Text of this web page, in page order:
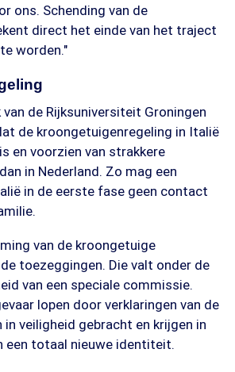
ons. Schending van de
direct het einde van het traject
worden."
de Rijksuniversiteit Groningen
de kroongetuigenregeling in Italië
en voorzien van strakkere
in Nederland. Zo mag een
in de eerste fase geen contact
van de kroongetuige
toezeggingen. Die valt onder de
van een speciale commissie.
lopen door verklaringen van de
veiligheid gebracht en krijgen in
een totaal nieuwe identiteit.